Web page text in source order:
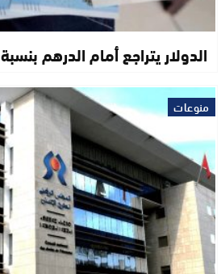
الدولار يتراجع أمام الدرهم بنسبة 0,42% خلال أسبوع
منوعات